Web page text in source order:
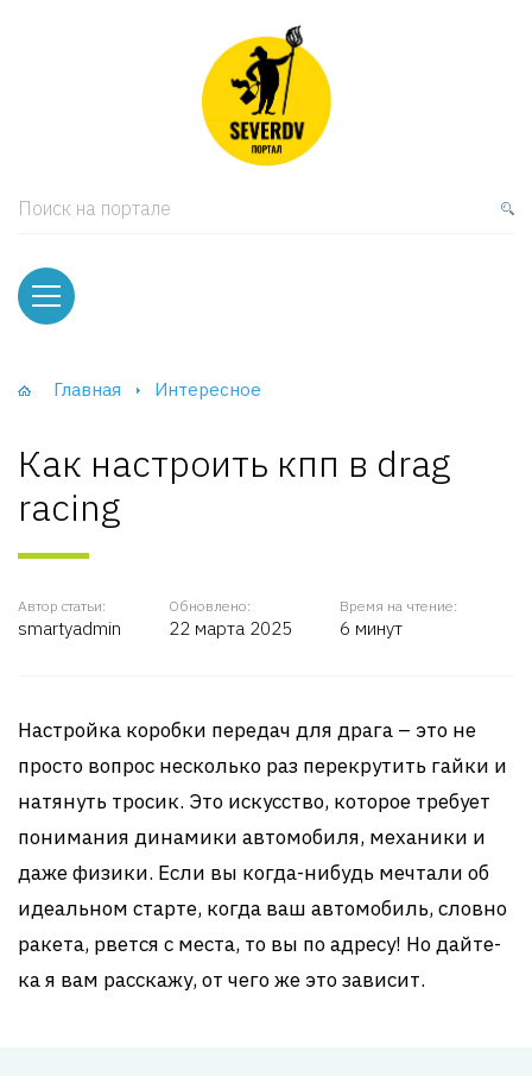
Поиск на портале
Главная Интересное
Как настроить кпп в drag
racing
Автор статьи:
smartyadmin
Обновлено:
22 марта 2025
Время на чтение:
6 минут
Настройка коробки передач для драга – это не
просто вопрос несколько раз перекрутить гайки и
натянуть тросик. Это искусство, которое требует
понимания динамики автомобиля, механики и
даже физики. Если вы когда-нибудь мечтали об
идеальном старте, когда ваш автомобиль, словно
ракета, рвется с места, то вы по адресу! Но дайте-
ка я вам расскажу, от чего же это зависит.
и тумбы